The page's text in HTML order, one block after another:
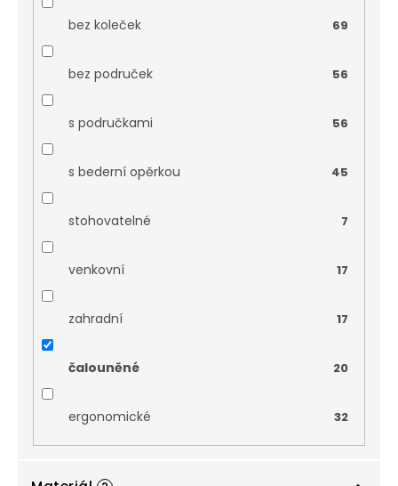
bez koleček 69
bez područek 56
s područkami 56
s bederní opěrkou 45
stohovatelné 7
venkovní 17
zahradní 17
čalouněné 20
ergonomické 32